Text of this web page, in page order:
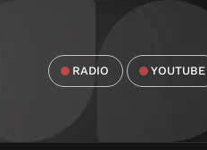
RADIO YOUTUBE